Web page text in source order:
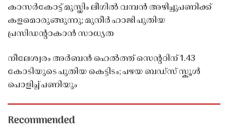
കാസർകോട്ട് മുസ്ലിം ലീഗിൽ വമ്പൻ അഴിച്ചുപണിക്ക്
കളമൊരുങ്ങുന്നു; മുനീർ ഹാജി പുതിയ
പ്രസിഡൻ്റാകാൻ സാധ്യത
നീലേശ്വരം അർബൻ ഹെൽത്ത് സെൻ്ററിന് 1.43
കോടിയുടെ പുതിയ കെട്ടിടം; പഴയ ബഡ്സ് സ്കൂൾ
പൊളിച്ച് പണിയും
Recommended